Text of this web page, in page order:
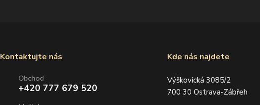
Kde nás najdete
Výškovická 3085/2
700 30 Ostrava-Zábřeh
Kontaktujte nás
Obchod
+420 777 679 520